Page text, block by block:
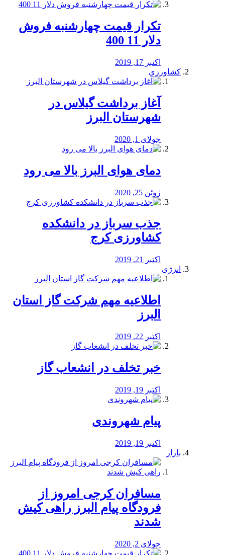
تکرار قیمت چهارشنبه فروش
دلار 11 400
اکتبر 17, 2019
کشاورزی
آغاز برداشت گیلاس در
شهرستان البرز
جولای 1, 2020
دمای هوای البرز بالا می رود
ژوئن 25, 2020
جذب سرباز در دانشکده
کشاورزی کرج
اکتبر 21, 2019
انرژی
️اطلاعیه مهم شرکت گاز استان
البرز
اکتبر 22, 2019
خبر تخلف در انشعاب گاز
اکتبر 19, 2019
پیام شهروندی
اکتبر 19, 2019
بازار
مسافران کرجی امروز از
فرودگاه پیام البرز راهی کیش
شدند
جولای 2, 2020